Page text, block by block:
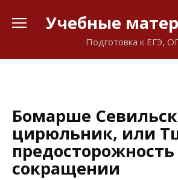
Учебные
Подготовка к ЕГЭ,
Бомарше
цирюльник, или
предосторожность
сокращении